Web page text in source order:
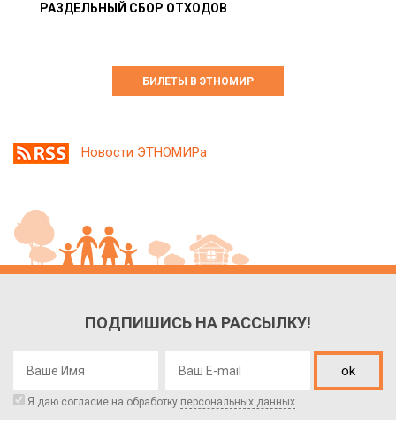
РАЗДЕЛЬНЫЙ СБОР ОТХОДОВ
БИЛЕТЫ В ЭТНОМИР
Новости ЭТНОМИРа
ПОДПИШИСЬ НА РАССЫЛКУ!
ok
Я даю согласие на обработку персональных данных